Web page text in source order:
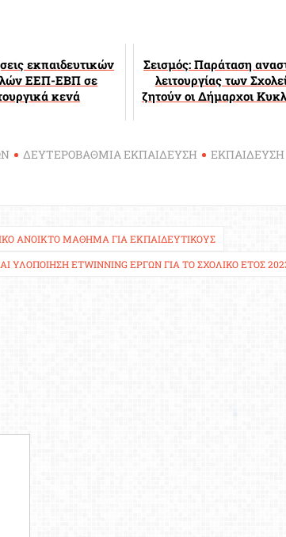
εκπαιδευτικών
ΕΕΠ-ΕΒΠ σε
κενά
Σεισμός: Παράταση
λειτουργίας των
ζητούν οι Δήμαρχοι
ΔΕΥΤΕΡΟΒΑΘΜΙΑ ΕΚΠΑΙΔΕΥΣΗ ΕΚΠΑΙΔΕΥΣΗ
ΑΝΟΙΚΤΌ ΜΆΘΗΜΑ ΓΙΑ ΕΚΠΑΙΔΕΥΤΙΚΟΎΣ
ΥΛΟΠΟΊΗΣΗ ETWINNING ΈΡΓΩΝ ΓΙΑ ΤΟ ΣΧΟΛΙΚΌ ΈΤΟΣ